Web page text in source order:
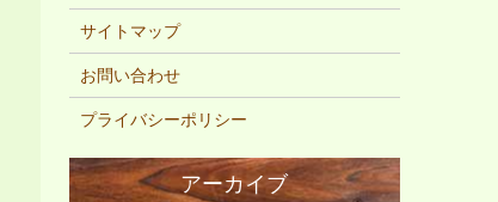
サイトマップ
お問い合わせ
プライバシーポリシー